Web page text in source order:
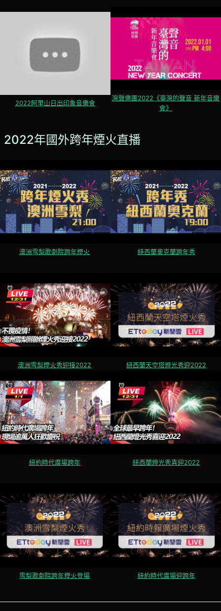
2022阿里山日出印象音樂會
灣聲樂團2022《臺灣的聲音 新年音樂
會》
2022年國外跨年煙火直播
澳洲雪梨歌劇院跨年煙火
澳洲雪梨煙火秀迎接2022
紐西蘭奧克蘭跨年秀
紐西蘭天空塔燈光秀迎2022
紐約時代廣場跨年
雪梨歌劇院跨年煙火登場
紐西蘭燈光秀喜迎2022
紐約時代廣場迎跨年